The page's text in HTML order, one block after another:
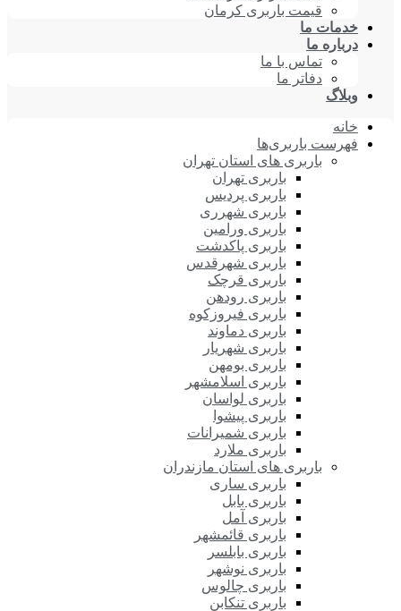
قیمت باربری کرمان
خدمات ما
درباره ما
تماس با ما
دفاتر ما
وبلاگ
خانه
فهرست باربری‌ها
باربری های استان تهران
باربری تهران
باربری پردیس
باربری شهرری
باربری ورامین
باربری پاکدشت
باربری شهرقدس
باربری قرچک
باربری رودهن
باربری فیروزکوه
باربری دماوند
باربری شهریار
باربری بومهن
باربری اسلامشهر
باربری لواسان
باربری پیشوا
باربری شمیرانات
باربری ملارد
باربری های استان مازندران
باربری ساری
باربری بابل
باربری آمل
باربری قائمشهر
باربری بابلسر
باربری نوشهر
باربری چالوس
باربری تنکابن